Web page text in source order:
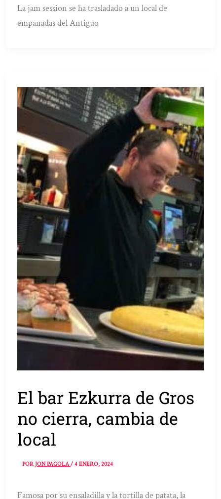
La jam session se ha trasladado a un local de
empanadas del Antiguo
El bar Ezkurra de Gros
no cierra, cambia de
local
PORJON PAGOLA/4 ENERO, 2024
Famosa por su ensaladilla y la tortilla de patata, la